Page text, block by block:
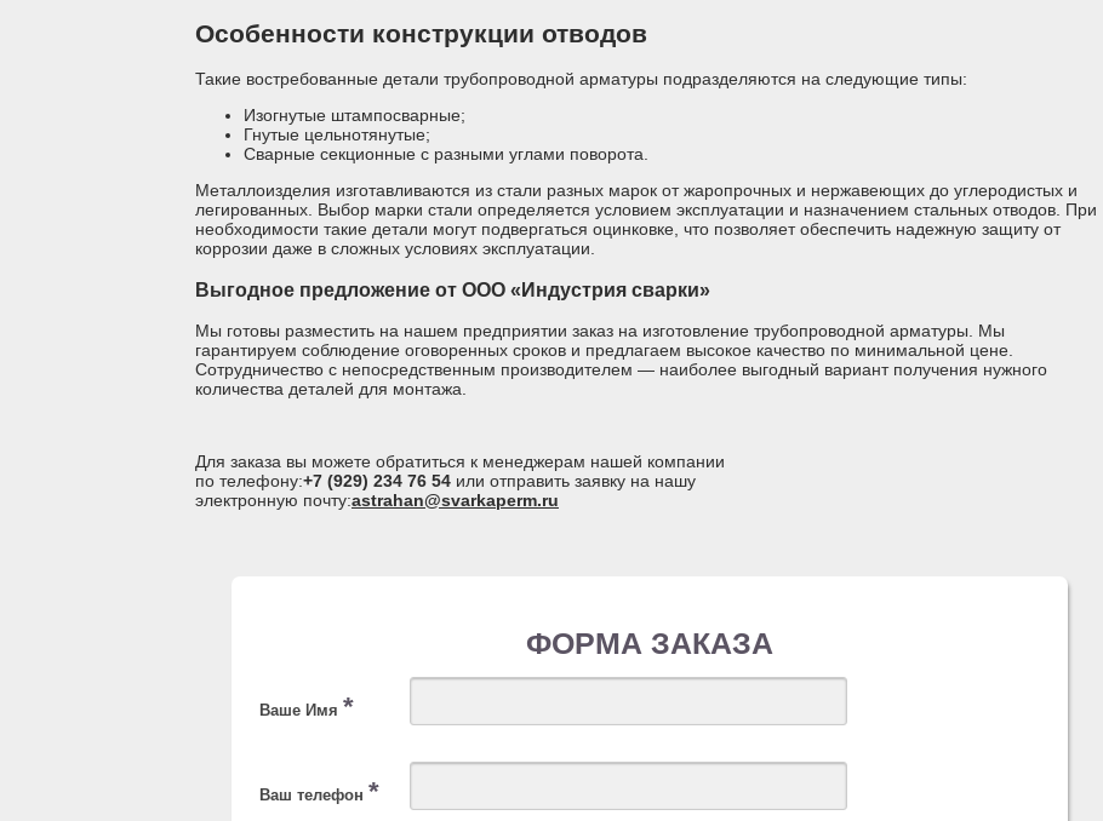
Особенности конструкции отводов
Такие востребованные детали трубопроводной арматуры подразделяются на следующие типы:
Изогнутые штампосварные;
Гнутые цельнотянутые;
Сварные секционные с разными углами поворота.
Металлоизделия изготавливаются из стали разных марок от жаропрочных и нержавеющих до углеродистых и
легированных. Выбор марки стали определяется условием эксплуатации и назначением стальных отводов. При
необходимости такие детали могут подвергаться оцинковке, что позволяет обеспечить надежную защиту от
коррозии даже в сложных условиях эксплуатации.
Выгодное предложение от ООО «Индустрия сварки»
Мы готовы разместить на нашем предприятии заказ на изготовление трубопроводной арматуры. Мы
гарантируем соблюдение оговоренных сроков и предлагаем высокое качество по минимальной цене.
Сотрудничество с непосредственным производителем — наиболее выгодный вариант получения нужного
количества деталей для монтажа.
Для заказа вы можете обратиться к менеджерам нашей компании
по телефону:+7 (929) 234 76 54 или отправить заявку на нашу
электронную почту:astrahan@svarkaperm.ru
ФОРМА ЗАКАЗА
Ваше Имя *
Ваш телефон *